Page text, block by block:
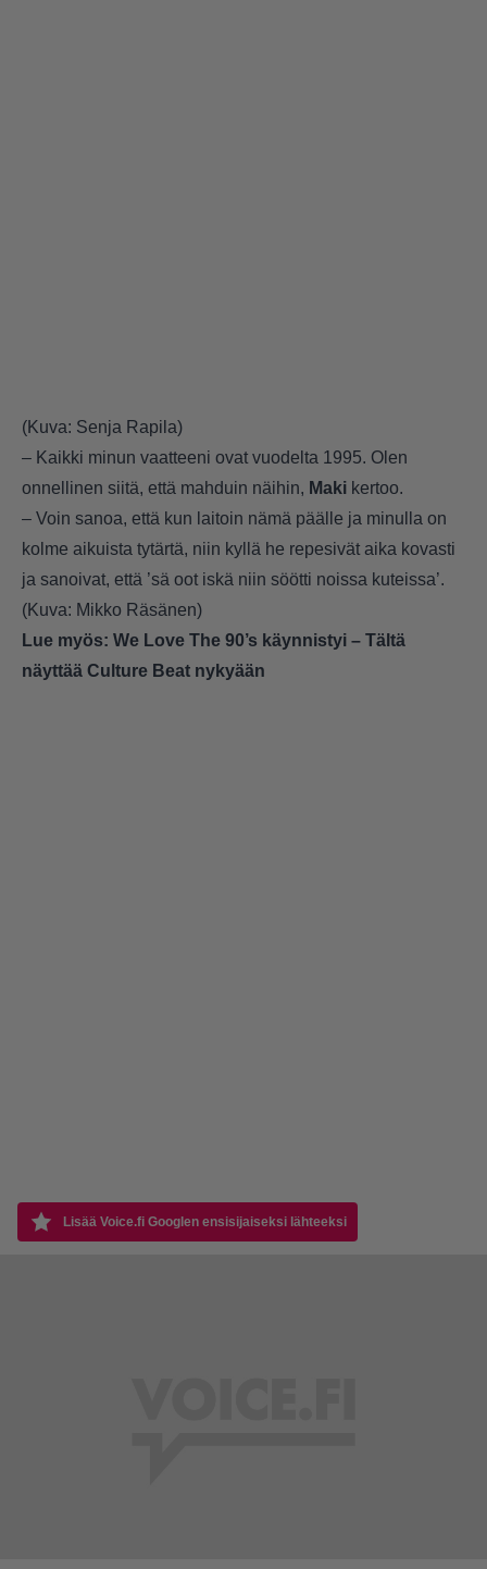
(Kuva: Senja Rapila)
– Kaikki minun vaatteeni ovat vuodelta 1995. Olen
onnellinen siitä, että mahduin näihin, Maki kertoo.
– Voin sanoa, että kun laitoin nämä päälle ja minulla on
kolme aikuista tytärtä, niin kyllä he repesivät aika kovasti
ja sanoivat, että ’sä oot iskä niin söötti noissa kuteissa’.
(Kuva: Mikko Räsänen)
Lue myös: We Love The 90’s käynnistyi – Tältä
näyttää Culture Beat nykyään
Lisää Voice.fi Googlen ensisijaiseksi lähteeksi